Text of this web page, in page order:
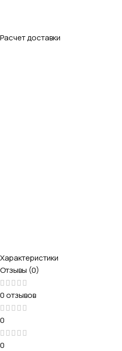
Расчет доставки
Характеристики
Отзывы (0)
0 отзывов
0
0